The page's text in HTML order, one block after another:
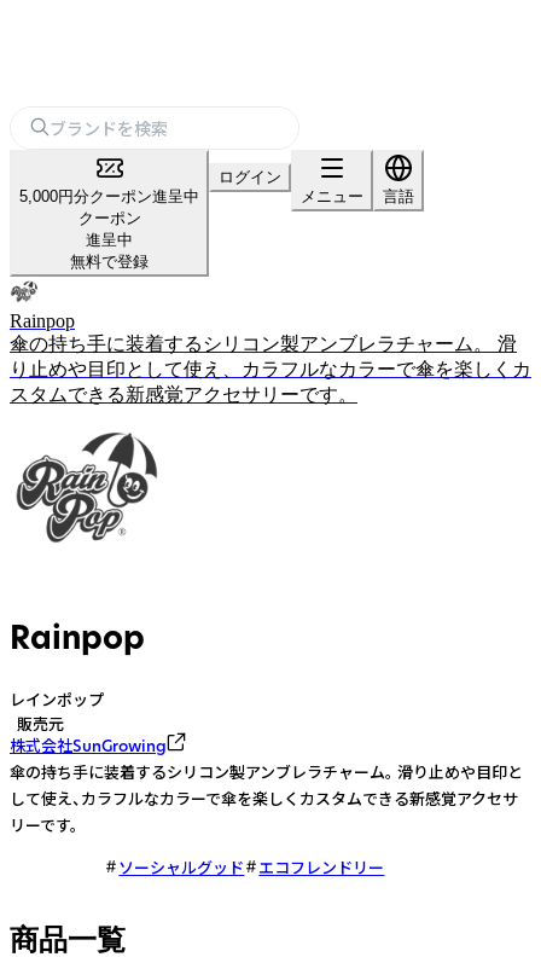
5,000円分クーポン進呈中
クーポン
進呈中
無料で登録
ログイン
メニュー
言語
Rainpop
傘の持ち手に装着するシリコン製アンブレラチャーム。 滑
り止めや目印として使え、カラフルなカラーで傘を楽しくカ
スタムできる新感覚アクセサリーです。
Rainpop
レインポップ
販売元
株式会社SunGrowing
傘の持ち手に装着するシリコン製アンブレラチャーム。 滑り止めや目印と
して使え、カラフルなカラーで傘を楽しくカスタムできる新感覚アクセサ
リーです。
ソーシャルグッド
エコフレンドリー
商品一覧